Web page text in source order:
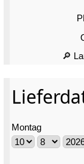
🔎
Montag